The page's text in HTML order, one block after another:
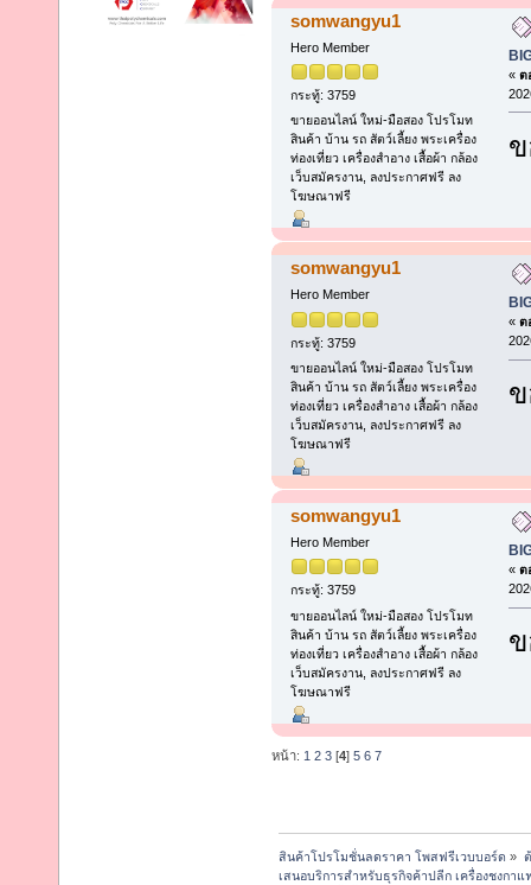
somwangyu1
Hero Member
กระทู้: 3759
ขายออนไลน์ ใหม่-มือสอง โปรโมท
สินค้า บ้าน รถ สัตว์เลี้ยง พระเครื่อง
ท่องเที่ยว เครื่องสำอาง เสื้อผ้า กล้อง
เว็บสมัครงาน, ลงประกาศฟรี ลง
โฆษณาฟรี
« ต
somwangyu1
Hero Member
กระทู้: 3759
ขายออนไลน์ ใหม่-มือสอง โปรโมท
สินค้า บ้าน รถ สัตว์เลี้ยง พระเครื่อง
ท่องเที่ยว เครื่องสำอาง เสื้อผ้า กล้อง
เว็บสมัครงาน, ลงประกาศฟรี ลง
โฆษณาฟรี
« ต
somwangyu1
Hero Member
กระทู้: 3759
ขายออนไลน์ ใหม่-มือสอง โปรโมท
สินค้า บ้าน รถ สัตว์เลี้ยง พระเครื่อง
ท่องเที่ยว เครื่องสำอาง เสื้อผ้า กล้อง
เว็บสมัครงาน, ลงประกาศฟรี ลง
โฆษณาฟรี
« ต
หน้า: 1 2 3 [4] 5 6 7
สินค้าโปรโมชั่นลดราคา โพสฟรีเวบบอร์ด »
เสนอบริการสำหรับธุรกิจค้าปลีก เครื่องชงกา